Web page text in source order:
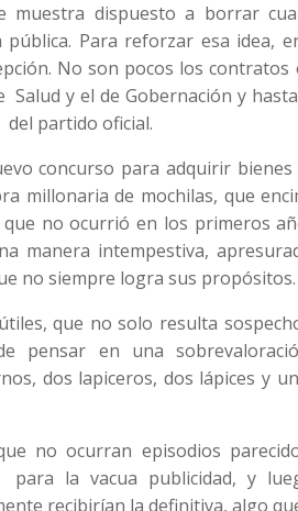
muestra dispuesto a borrar
Para reforzar esa idea,
No son pocos los contratos
y el de Gobernación y
partido oficial.
concurso para adquirir
millonaria de mochilas, que
no ocurrió en los primeros
manera intempestiva,
no siempre logra sus propósitos.
que no solo resulta
pensar en una
dos lapiceros, dos lápices y
no ocurran episodios
para la vacua publicidad, y
recibirían la definitiva, algo